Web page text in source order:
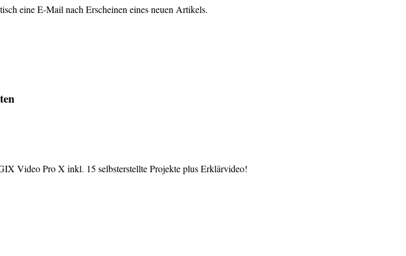
eine E-Mail nach Erscheinen eines neuen Artikels.
Video Pro X inkl. 15 selbsterstellte Projekte plus Erklärvideo!